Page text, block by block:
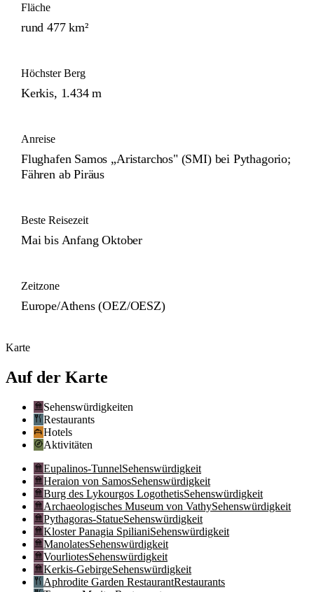
Fläche
rund 477 km²
Höchster Berg
Kerkis, 1.434 m
Anreise
Flughafen Samos „Aristarchos" (SMI) bei Pythagorio;
Fähren ab Piräus
Beste Reisezeit
Mai bis Anfang Oktober
Zeitzone
Europe/Athens (OEZ/OESZ)
Karte
Auf der Karte
Sehenswürdigkeiten
Restaurants
Hotels
Aktivitäten
Eupalinos-TunnelSehenswürdigkeit
Heraion von SamosSehenswürdigkeit
Burg des Lykourgos LogothetisSehenswürdigkeit
Archaeologisches Museum von VathySehenswürdigkeit
Pythagoras-StatueSehenswürdigkeit
Kloster Panagia SpilianiSehenswürdigkeit
ManolatesSehenswürdigkeit
VourliotesSehenswürdigkeit
Kerkis-GebirgeSehenswürdigkeit
Aphrodite Garden RestaurantRestaurants